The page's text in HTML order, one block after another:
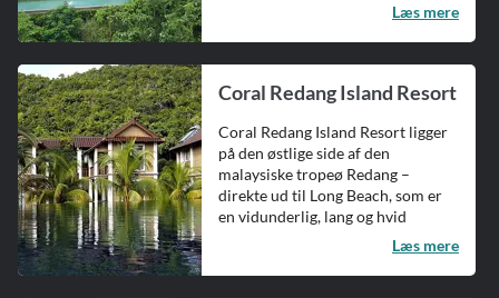
Læs mere
Coral Redang Island Resort
Coral Redang Island Resort ligger
på den østlige side af den
malaysiske tropeø Redang –
direkte ud til Long Beach, som er
en vidunderlig, lang og hvid
Læs mere